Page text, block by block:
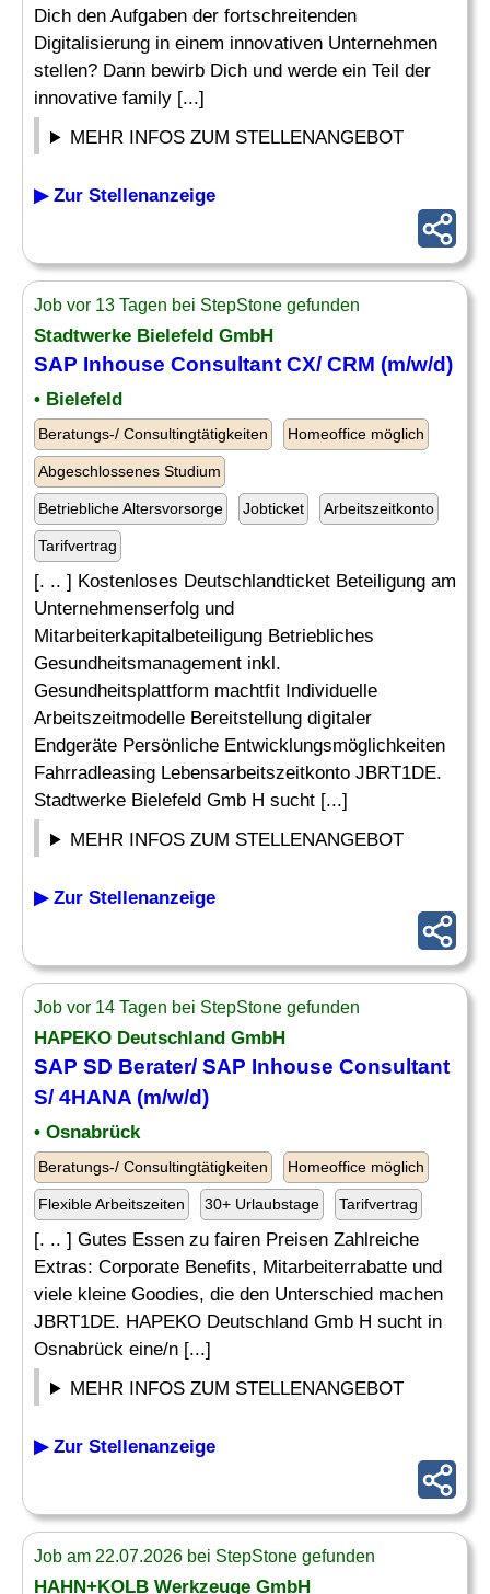
Dich den Aufgaben der fortschreitenden
Digitalisierung in einem innovativen Unternehmen
stellen? Dann bewirb Dich und werde ein Teil der
innovative family [...]
MEHR INFOS ZUM STELLENANGEBOT
▶ Zur Stellenanzeige
Job vor 13 Tagen bei StepStone gefunden
Stadtwerke Bielefeld GmbH
SAP Inhouse Consultant CX/ CRM (m/w/d)
• Bielefeld
Beratungs-/ Consultingtätigkeiten Homeoffice möglich
Abgeschlossenes Studium
Betriebliche Altersvorsorge Jobticket Arbeitszeitkonto
Tarifvertrag
[. .. ] Kostenloses Deutschlandticket Beteiligung am
Unternehmenserfolg und
Mitarbeiterkapitalbeteiligung Betriebliches
Gesundheitsmanagement inkl.
Gesundheitsplattform machtfit Individuelle
Arbeitszeitmodelle Bereitstellung digitaler
Endgeräte Persönliche Entwicklungsmöglichkeiten
Fahrradleasing Lebensarbeitszeitkonto JBRT1DE.
Stadtwerke Bielefeld Gmb H sucht [...]
MEHR INFOS ZUM STELLENANGEBOT
▶ Zur Stellenanzeige
Job vor 14 Tagen bei StepStone gefunden
HAPEKO Deutschland GmbH
SAP SD Berater/ SAP Inhouse Consultant
S/ 4HANA (m/w/d)
• Osnabrück
Beratungs-/ Consultingtätigkeiten Homeoffice möglich
Flexible Arbeitszeiten 30+ Urlaubstage Tarifvertrag
[. .. ] Gutes Essen zu fairen Preisen Zahlreiche
Extras: Corporate Benefits, Mitarbeiterrabatte und
viele kleine Goodies, die den Unterschied machen
JBRT1DE. HAPEKO Deutschland Gmb H sucht in
Osnabrück eine/n [...]
MEHR INFOS ZUM STELLENANGEBOT
▶ Zur Stellenanzeige
Job am 22.07.2026 bei StepStone gefunden
HAHN+KOLB Werkzeuge GmbH